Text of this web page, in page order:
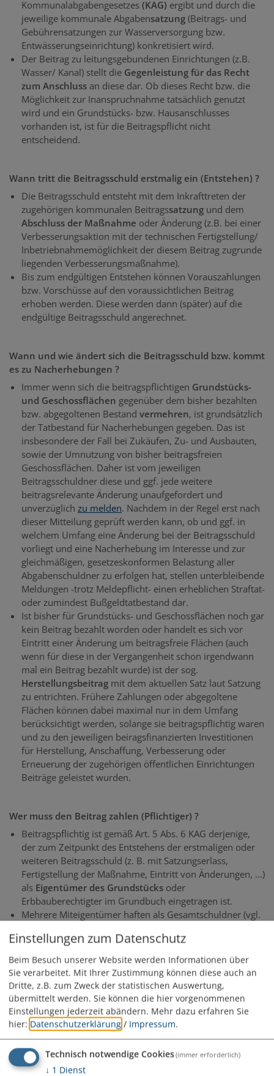
Kommunalabgabengesetzes (KAG) ergibt und durch die
jeweilige kommunale Abgabensatzung (Beitrags- und
Gebührensatzungen zur Wasserversorgung bzw.
Entwässerungseinrichtung) konkretisiert wird.
Der Beitrag zu leitungsgebundenen Einrichtungen (z.B.
Wasser/ Kanal) stellt die Gegenleistung für das Recht
zum Anschluss an diese dar. Ob dieses Recht bzw. die
Möglichkeit zur Inanspruchnahme tatsächlich genutzt
wird und ein Grundstücks- bzw. Hausanschlusses
vorhanden ist, ist für die Beitragspflicht nicht
entscheidend.
Wann tritt die Beitragsschuld erstmalig ein (Entstehen) ?
Die Beitragsschuld entsteht mit dem Inkrafttreten der
zugehörigen kommunalen Beitragssatzung und dem
Abschluss der Maßnahme oder Änderung (z.B. bei einer
Verbesserungsaktion mit der technischen Fertigstellung/
Inbetriebnahmemöglichkeit der diesem Beitrag zugrunde
liegenden Verbesserungsmaßnahme).
Bis zum endgültigen Entstehen können Vorauszahlungen
bzw. Vorschüsse auf den voraussichtlichen Beitrag
erhoben werden. Diese werden dann (später) auf die
endgültige Beitragsschuld angerechnet.
Wann und wie ändert sich die Beitragsschuld bzw. kommt
es zu Nacherhebungen ?
Immer wenn sich die beitragspflichtigen Grundstücks-
und Geschossflächen gegenüber dem bisher bezahlten
bzw. abgegoltenen Bestand vermehren, ist grundsätzlich
der Tatbestand für Nacherhebungen gegeben. Das ist
insbesondere der Fall bei Zukäufen, Zu- und Ausbauten,
sowie der Umnutzung von bisher beitragsfreien
Geschossflächen. Daher ist vom jeweiligen
Beitragsschuldner diese und ggf. jede weitere
beitragsrelevante Änderung unaufgefordert und
unverzüglich zu melden. Nachdem in der Regel erst nach
dieser Mitteilung geprüft werden kann, ob und ggf. in
welchem Umfang eine Änderung bei der Beitragsschuld
vorliegt und eine Nacherhebung im Interesse und zur
gleichmäßigen, gesetzeskonformen Belastung aller
Abgabenschuldner zu erfolgen hat, stellen unterbleibende
Meldungen -trotz Meldepflicht- einen erheblichen Straftat-
oder zumindest Bußgeldtatbestand dar.
Ist bisher für Grundstücks- und Geschossflächen noch gar
kein Beitrag bezahlt worden oder handelt es sich vor
Eintritt einer Änderung um beitragsfreie Flächen (auch
wenn für diese in der Vergangenheit schon irgendwann
mal ein Beitrag bezahlt wurde) ist der sog.
Herstellungsbeitrag mit dem aktuellen Satz laut Satzung
zu entrichten. Frühere Zahlungen oder abgegoltene
Flächen können dabei maximal nur in dem Umfang
berücksichtigt werden, solange sie beitragspflichtig waren
und zu den jeweiligen beiragsfinanzierten Investitionen
für Herstellung, Anschaffung, Verbesserung oder
Erneuerung der zugehörigen öffentlichen Einrichtungen
Beiträge geleistet wurden.
Wer muss den Beitrag zahlen (Pflichtiger) ?
Beitragspflichtig ist gemäß Art. 5 Abs. 6 KAG derjenige,
der zum Zeitpunkt des Entstehens der erstmaligen oder
weiteren Beitragsschuld (z. B. mit Satzungserlass,
Fertigstellung der Maßnahme, Eintritt von Änderungen, ...)
als Eigentümer des Grundstücks oder
Erbbauberechtigter im Grundbuch eingetragen ist.
Mehrere Miteigentümer haften als Gesamtschuldner (vgl.
Gesamtschuldnerschaftunter den allgemeinen Fragen
und Grundlagen zum Abgabenrecht/-wesen).
Einstellungen zum Datenschutz
Beim Besuch unserer Website werden Informationen über
Sie verarbeitet. Mit Ihrer Zustimmung können diese auch an
Dritte, z.B. zum Zweck der statistischen Auswertung,
übermittelt werden. Sie können die hier vorgenommenen
Einstellungen jederzeit abändern. Mehr dazu erfahren Sie
hier: Datenschutzerklärung / Impressum.
Technisch notwendige Cookies(immer erforderlich)
↓ 1 Dienst